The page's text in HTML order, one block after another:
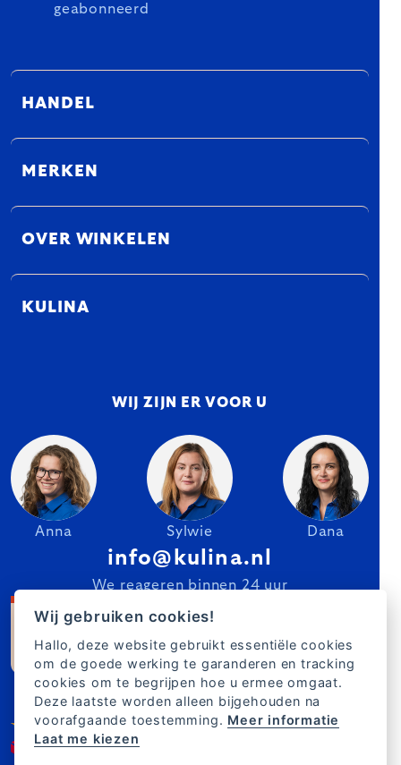
geabonneerd
HANDEL
MERKEN
OVER WINKELEN
KULINA
WIJ ZIJN ER VOOR U
Anna Sylwie Dana
info@kulina.nl
We reageren binnen 24 uur
Wij gebruiken cookies!
Hallo, deze website gebruikt essentiële cookies
om de goede werking te garanderen en tracking
cookies om te begrijpen hoe u ermee omgaat.
Deze laatste worden alleen bijgehouden na
voorafgaande toestemming. Meer informatie
Laat me kiezen